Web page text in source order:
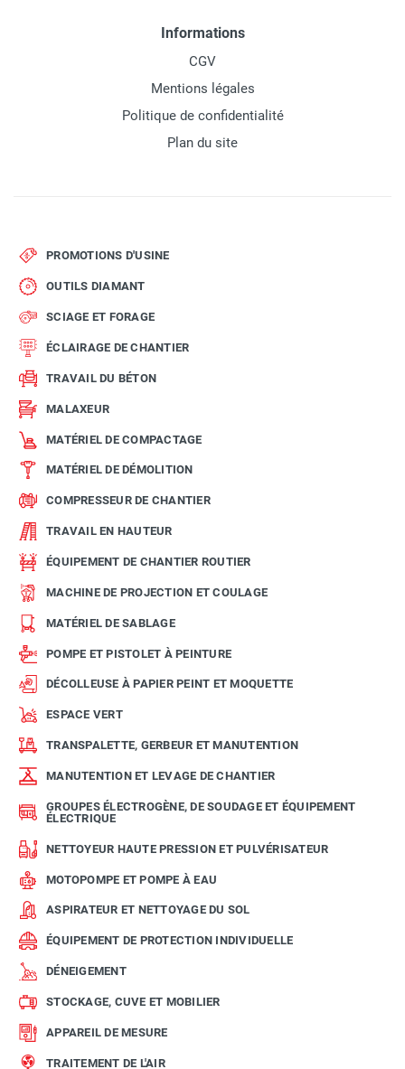
Informations
CGV
Mentions légales
Politique de confidentialité
Plan du site
PROMOTIONS D'USINE
OUTILS DIAMANT
SCIAGE ET FORAGE
ÉCLAIRAGE DE CHANTIER
TRAVAIL DU BÉTON
MALAXEUR
MATÉRIEL DE COMPACTAGE
MATÉRIEL DE DÉMOLITION
COMPRESSEUR DE CHANTIER
TRAVAIL EN HAUTEUR
ÉQUIPEMENT DE CHANTIER ROUTIER
MACHINE DE PROJECTION ET COULAGE
MATÉRIEL DE SABLAGE
POMPE ET PISTOLET À PEINTURE
DÉCOLLEUSE À PAPIER PEINT ET MOQUETTE
ESPACE VERT
TRANSPALETTE, GERBEUR ET MANUTENTION
MANUTENTION ET LEVAGE DE CHANTIER
GROUPES ÉLECTROGÈNE, DE SOUDAGE ET ÉQUIPEMENT
ÉLECTRIQUE
NETTOYEUR HAUTE PRESSION ET PULVÉRISATEUR
MOTOPOMPE ET POMPE À EAU
ASPIRATEUR ET NETTOYAGE DU SOL
ÉQUIPEMENT DE PROTECTION INDIVIDUELLE
DÉNEIGEMENT
STOCKAGE, CUVE ET MOBILIER
APPAREIL DE MESURE
TRAITEMENT DE L'AIR